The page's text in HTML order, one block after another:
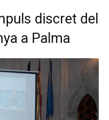
discret del
a Palma